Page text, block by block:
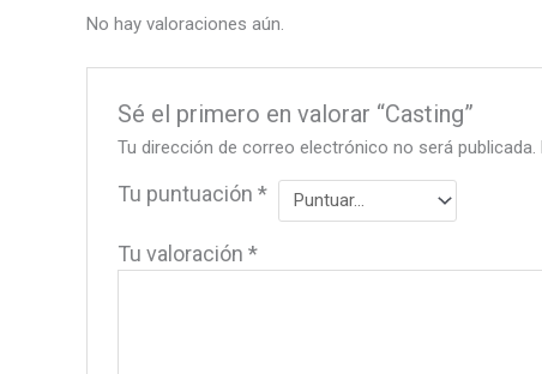
No hay valoraciones aún.
Sé el primero en valorar “Casting”
Tu dirección de correo electrónico no será publicada.
Tu puntuación*
Tu valoración*